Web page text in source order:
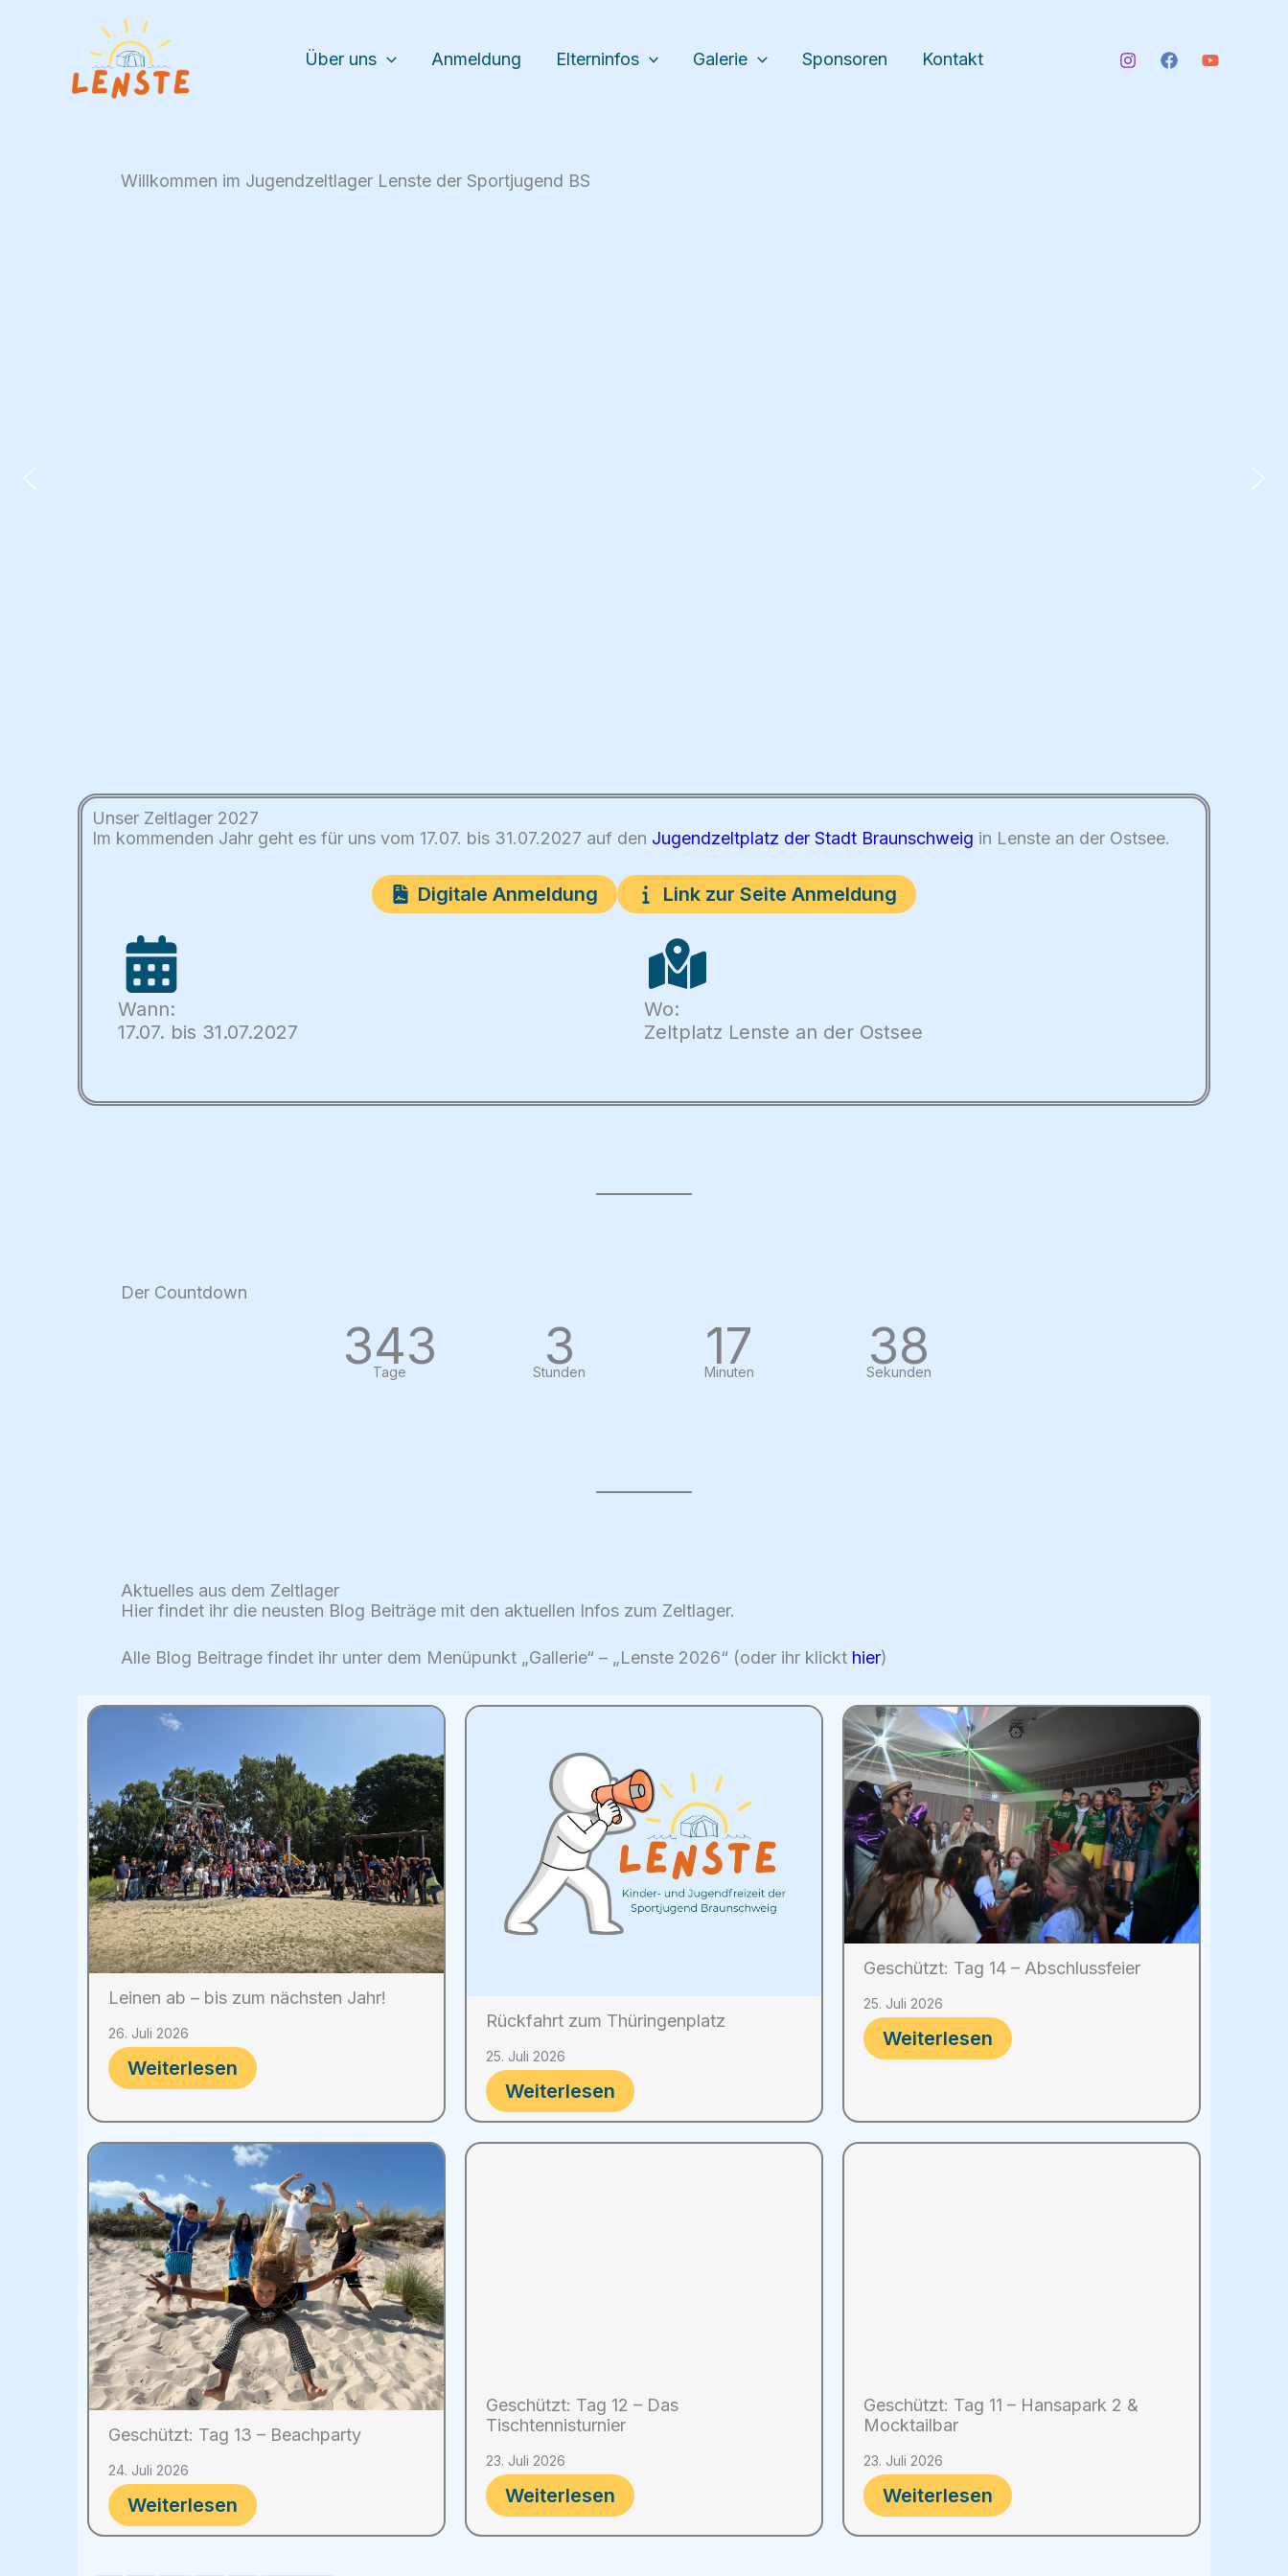
Über uns Anmeldung Elterninfos Galerie Sponsoren Kontakt
Willkommen im Jugendzeltlager Lenste der Sportjugend BS
Unser Zeltlager 2027
Im kommenden Jahr geht es für uns vom 17.07. bis 31.07.2027 auf den Jugendzeltplatz der Stadt Braunschweig in Lenste an der Ostsee.
Digitale Anmeldung Link zur Seite Anmeldung
Wann:
17.07. bis 31.07.2027
Wo:
Zeltplatz Lenste an der Ostsee
Der Countdown
343
Tage 3
Stunden 17
Minuten 37
Sekunden
Aktuelles aus dem Zeltlager
Hier findet ihr die neusten Blog Beiträge mit den aktuellen Infos zum Zeltlager.
Alle Blog Beitrage findet ihr unter dem Menüpunkt „Gallerie“ – „Lenste 2026“ (oder ihr klickt hier)
Leinen ab – bis zum nächsten Jahr!
26. Juli 2026
Weiterlesen
Rückfahrt zum Thüringenplatz
25. Juli 2026
Weiterlesen
Geschützt: Tag 14 – Abschlussfeier
25. Juli 2026
Weiterlesen
Geschützt: Tag 13 – Beachparty
24. Juli 2026
Weiterlesen
Geschützt: Tag 12 – Das
Tischtennisturnier
23. Juli 2026
Weiterlesen
Geschützt: Tag 11 – Hansapark 2 &
Mocktailbar
23. Juli 2026
Weiterlesen